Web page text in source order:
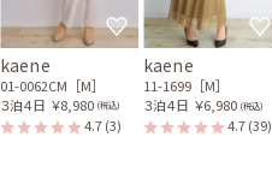
kaene
01-0062CM［M］
３泊４日 ￥8,980 (税込)
4.7(3)
kaene
11-1699［M］
３泊４日 ￥6,980 (税込)
4.7(39)